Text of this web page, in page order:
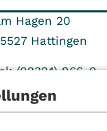
Hagen 20
Hattingen
(02324) 966-0
(02324) 966-716